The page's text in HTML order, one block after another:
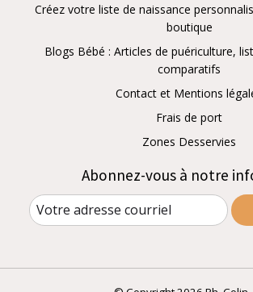
Créez votre liste de naissance
boutique
Blogs Bébé : Articles de puériculture,
comparatifs
Contact et Mentions
Frais de port
Zones Desservies
Abonnez-vous à notre